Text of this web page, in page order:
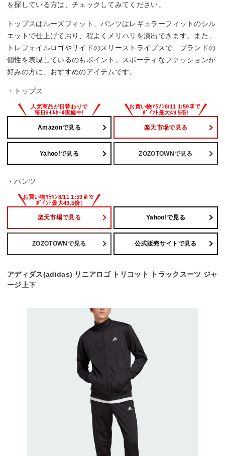
を探している方は、チェックしてみてください。
トップスはルーズフィット、パンツはレギュラーフィットのシル
エットで仕上げており、程よくメリハリを演出できます。また、
トレフォイルロゴやサイドのスリーストライプスで、ブランドの
個性を表現しているのもポイント。スポーティなファッションが
好みの方に、おすすめのアイテムです。
・トップス
Amazonで見る 楽天市場で見る
Yahoo!で見る ZOZOTOWNで見る
・パンツ
楽天市場で見る Yahoo!で見る
ZOZOTOWNで見る 公式販売サイトで見る
アディダス(adidas) リニアロゴ トリコット トラックスーツ ジャ
ージ上下